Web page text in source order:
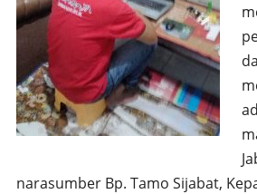
narasumber Bp. Tamo Sijabat,